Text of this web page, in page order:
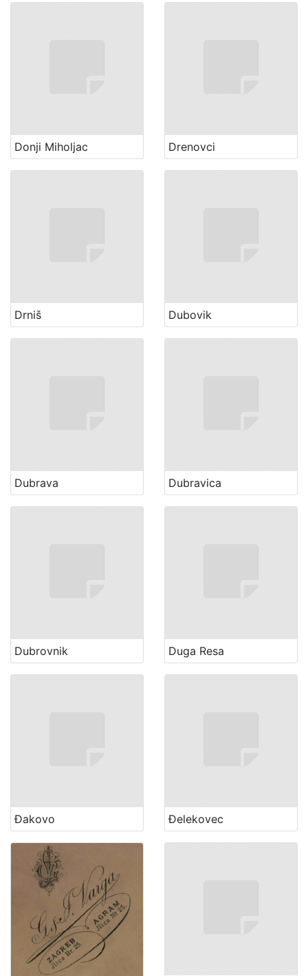
Donji Miholjac Drenovci
Drniš Dubovik
Dubrava Dubravica
Dubrovnik Duga Resa
Đakovo Đelekovec